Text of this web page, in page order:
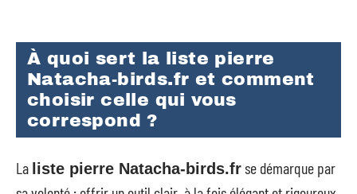
À quoi sert la liste pierre
Natacha-birds.fr et comment
choisir celle qui vous
correspond ?
La liste pierre Natacha-birds.frse démarque par